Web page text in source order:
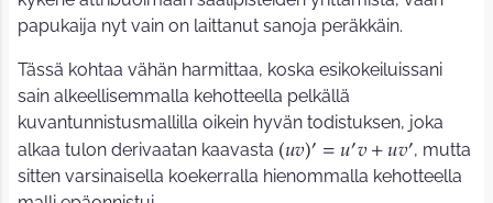
papukaija nyt vain on laittanut sanoja peräkkäin.
Tässä kohtaa vähän harmittaa, koska esikokeiluissani
sain alkeellisemmalla kehotteella pelkällä
kuvantunnistusmallilla oikein hyvän todistuksen, joka
alkaa tulon derivaatan kaavasta (𝑢𝑣)′ = 𝑢′𝑣+𝑢𝑣′, mutta
sitten varsinaisella koekerralla hienommalla kehotteella